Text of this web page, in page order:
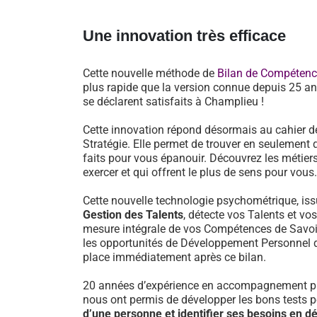
Une innovation très efficace
Cette nouvelle méthode de Bilan de
plus rapide que la version connue depuis 25
se déclarent satisfaits à Champlieu !
Cette innovation répond désormais au cahier
Stratégie. Elle permet de trouver en seulement
faits pour vous épanouir. Découvrez les
exercer et qui offrent le plus de sens pour vous.
Cette nouvelle technologie psychométrique,
Gestion des Talents, détecte vos Talents et
mesure intégrale de vos Compétences de
les opportunités de Développement Personnel
place immédiatement après ce bilan.
20 années d’expérience en accompagnement
nous ont permis de développer les bons tests
d’une personne et identifier ses besoins en